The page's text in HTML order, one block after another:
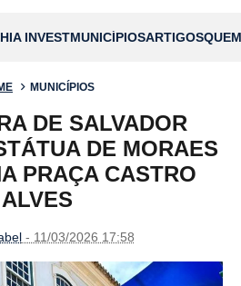
INVESTMUNICÍPIOSARTIGOS
MUNICÍPIOS
DE SALVADOR
DE MORAES
PRAÇA CASTRO
ALVES
- 11/03/2026 17:58